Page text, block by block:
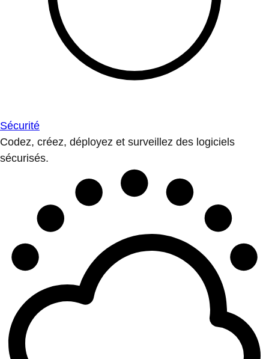
Sécurité
Codez, créez, déployez et surveillez des logiciels
sécurisés.